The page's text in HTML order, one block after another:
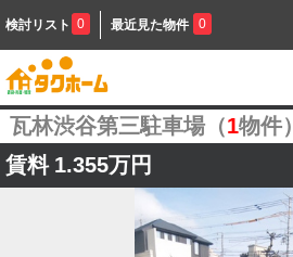
検討リスト 0 最近見た物件 0
瓦林渋谷第三駐車場（1物件）
賃料 1.355万円